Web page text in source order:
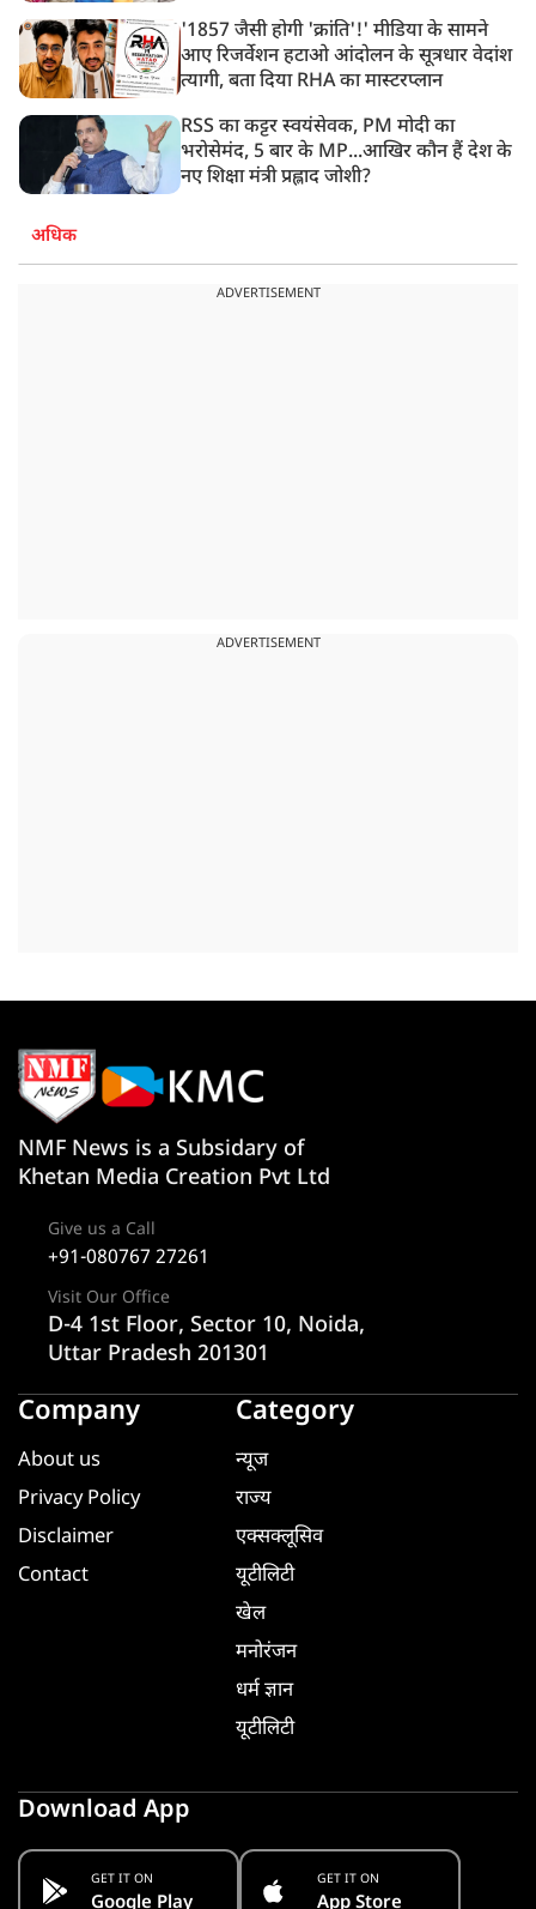
'1857 जैसी होगी 'क्रांति'!' मीडिया के सामने
आए रिजर्वेशन हटाओ आंदोलन के सूत्रधार वेदांश
त्यागी, बता दिया RHA का मास्टरप्लान
RSS का कट्टर स्वयंसेवक, PM मोदी का
भरोसेमंद, 5 बार के MP...आखिर कौन हैं देश के
नए शिक्षा मंत्री प्रह्लाद जोशी?
अधिक
ADVERTISEMENT
ADVERTISEMENT
NMF News is a Subsidary of
Khetan Media Creation Pvt Ltd
Give us a Call
+91-080767 27261
Visit Our Office
D-4 1st Floor, Sector 10, Noida,
Uttar Pradesh 201301
Company
About us
Privacy Policy
Disclaimer
Contact
Category
न्यूज
राज्य
एक्सक्लूसिव
यूटीलिटी
खेल
मनोरंजन
धर्म ज्ञान
यूटीलिटी
Download App
GET IT ON
Google Play
GET IT ON
App Store